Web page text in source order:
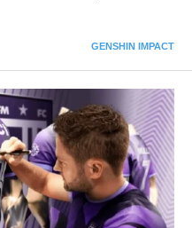
GENSHIN IMPACT